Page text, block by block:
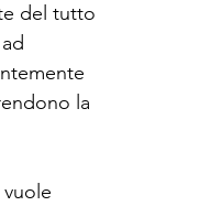
del tutto
la